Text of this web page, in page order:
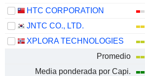
HTC CORPORATION
JNTC CO., LTD.
XPLORA TECHNOLOGIES
Promedio
Media ponderada por Capi.